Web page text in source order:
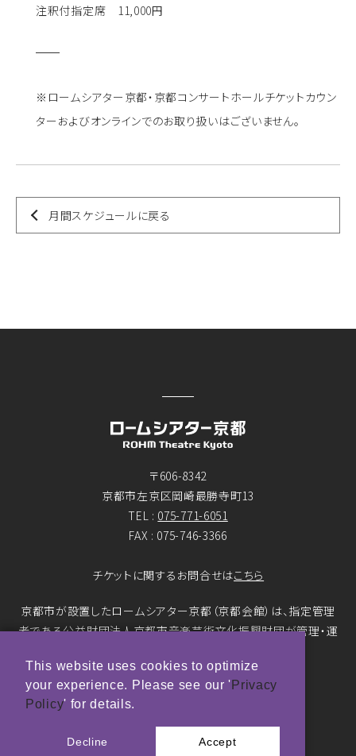
注釈付指定席 11,000円
※ロームシアター京都・京都コンサートホールチケットカウン
ターおよびオンラインでのお取り扱いはございません。
月間スケジュールに戻る
〒606-8342
京都市左京区岡崎最勝寺町13
TEL : 075-771-6051
FAX : 075-746-3366
チケットに関するお問合せはこちら
京都市が設置したロームシアター京都（京都会館）は、指定管理
者である公益財団法人京都市音楽芸術文化振興財団が管理・運
© ROHM Theatre Kyoto. All rights reserved.
トップページメインバナー 撮影：市川靖史
This website uses cookies to optimize
your experience. Please see our ' Privacy
Policy' for details.
Decline Accept